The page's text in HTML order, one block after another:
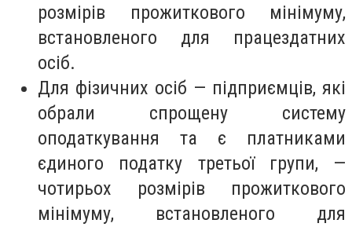
розмірів прожиткового мінімуму,
встановленого для працездатних
осіб.
Для фізичних осіб — підприємців, які
обрали спрощену систему
оподаткування та є платниками
єдиного податку третьої групи, —
чотирьох розмірів прожиткового
мінімуму, встановленого для